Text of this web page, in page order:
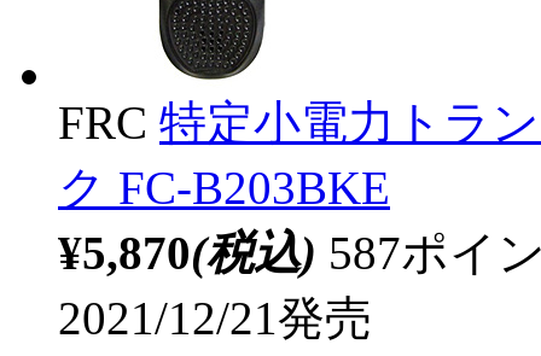
FRC 特定小電力トラ
ク FC-B203BKE
¥5,870(税込) 587ポイ
2021/12/21発売